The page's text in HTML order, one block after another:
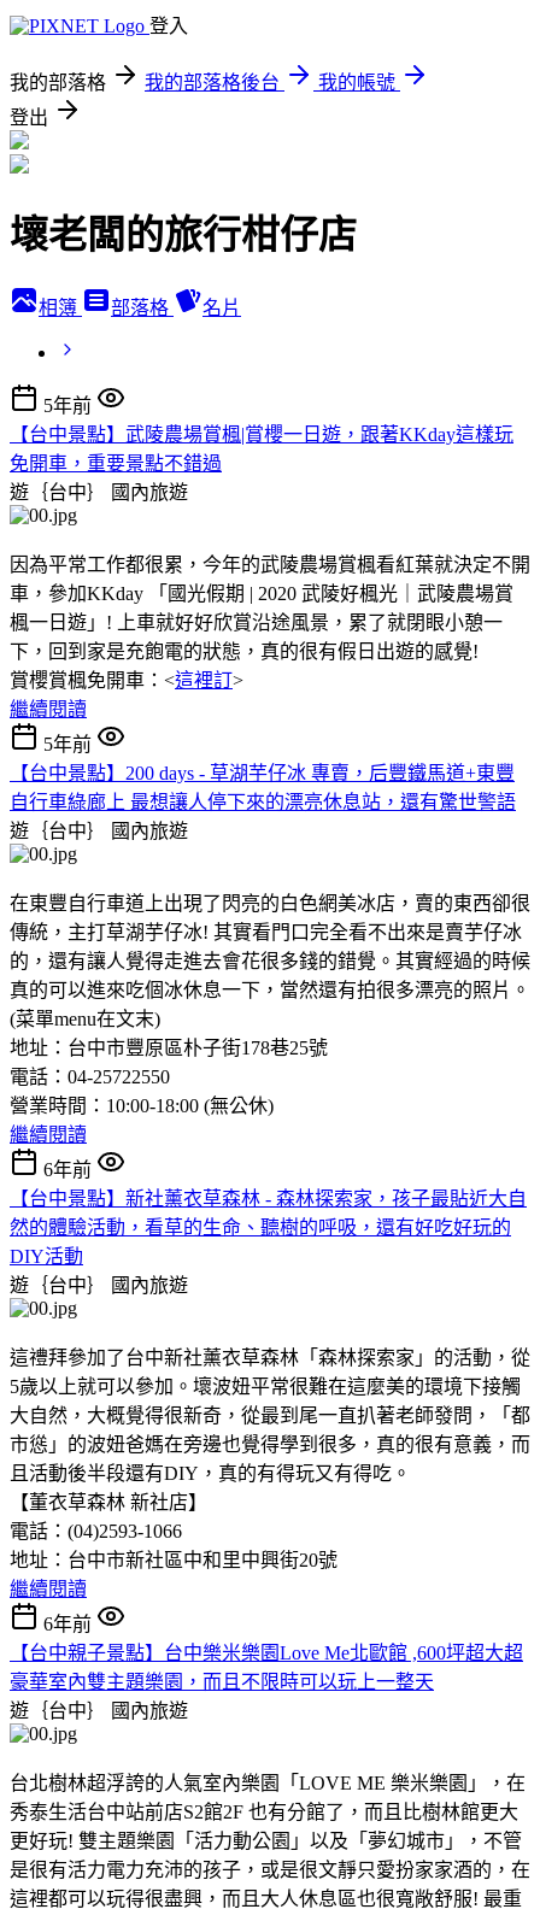
登入
我的部落格 我的部落格後台
我的帳號
登出
壞老闆的旅行柑仔店
相簿 部落格 名片
5年前
【台中景點】武陵農場賞楓|賞櫻一日遊，跟著KKday這樣玩
免開車，重要景點不錯過
遊｛台中｝
國內旅遊
因為平常工作都很累，今年的武陵農場賞楓看紅葉就決定不開
車，參加KKday 「國光假期 | 2020 武陵好楓光｜武陵農場賞
楓一日遊」! 上車就好好欣賞沿途風景，累了就閉眼小憩一
下，回到家是充飽電的狀態，真的很有假日出遊的感覺!
賞櫻賞楓免開車：<這裡訂>
繼續閱讀
5年前
【台中景點】200 days - 草湖芋仔冰 專賣，后豐鐵馬道+東豐
自行車綠廊上 最想讓人停下來的漂亮休息站，還有驚世警語
遊｛台中｝
國內旅遊
在東豐自行車道上出現了閃亮的白色網美冰店，賣的東西卻很
傳統，主打草湖芋仔冰! 其實看門口完全看不出來是賣芋仔冰
的，還有讓人覺得走進去會花很多錢的錯覺。其實經過的時候
真的可以進來吃個冰休息一下，當然還有拍很多漂亮的照片。
(菜單menu在文末)
地址：台中市豐原區朴子街178巷25號
電話：04-25722550
營業時間：10:00-18:00 (無公休)
繼續閱讀
6年前
【台中景點】新社薰衣草森林 - 森林探索家，孩子最貼近大自
然的體驗活動，看草的生命、聽樹的呼吸，還有好吃好玩的
DIY活動
遊｛台中｝
國內旅遊
這禮拜參加了台中新社薰衣草森林「森林探索家」的活動，從
5歲以上就可以參加。壞波妞平常很難在這麼美的環境下接觸
大自然，大概覺得很新奇，從最到尾一直扒著老師發問，「都
市慫」的波妞爸媽在旁邊也覺得學到很多，真的很有意義，而
且活動後半段還有DIY，真的有得玩又有得吃。
【董衣草森林 新社店】
電話：(04)2593-1066
地址：台中市新社區中和里中興街20號
繼續閱讀
6年前
【台中親子景點】台中樂米樂園Love Me北歐館 ,600坪超大超
豪華室內雙主題樂園，而且不限時可以玩上一整天
遊｛台中｝
國內旅遊
台北樹林超浮誇的人氣室內樂園「LOVE ME 樂米樂園」，在
秀泰生活台中站前店S2館2F 也有分館了，而且比樹林館更大
更好玩! 雙主題樂園「活力動公園」以及「夢幻城市」，不管
是很有活力電力充沛的孩子，或是很文靜只愛扮家家酒的，在
這裡都可以玩得很盡興，而且大人休息區也很寬敞舒服! 最重